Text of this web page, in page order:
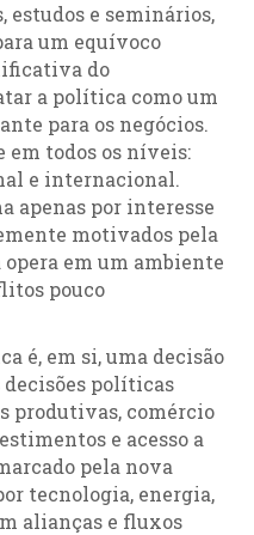
estudos e seminários,
um equívoco
do
a política como um
para os negócios.
em todos os níveis:
e internacional.
apenas por interesse
motivados pela
em um ambiente
pouco
é, em si, uma decisão
políticas
produtivas, comércio
e acesso a
pela nova
tecnologia, energia,
alianças e fluxos